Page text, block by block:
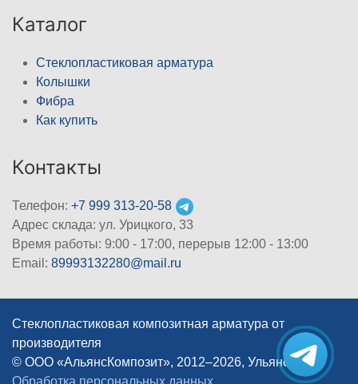
Каталог
Стеклопластиковая арматура
Колышки
Фибра
Как купить
Контакты
Телефон: +7 999 313-20-58
Адрес склада: ул. Урицкого, 33
Время работы: 9:00 - 17:00, перерыв 12:00 - 13:00
Email: 89993132280@mail.ru
Стеклопластиковая композитная арматура от
производителя
© ООО «АльянсКомпозит», 2012–2026, Ульяновск